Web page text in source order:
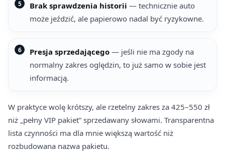
Brak sprawdzenia historii — technicznie auto
może jeździć, ale papierowo nadal być ryzykowne.
Presja sprzedającego — jeśli nie ma zgody na
normalny zakres oględzin, to już samo w sobie jest
informacją.
W praktyce wolę krótszy, ale rzetelny zakres za 425–550 zł
niż „pełny VIP pakiet” sprzedawany słowami. Transparentna
lista czynności ma dla mnie większą wartość niż
rozbudowana nazwa pakietu.